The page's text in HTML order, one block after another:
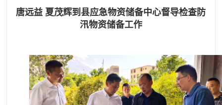
唐远益 夏茂辉到县应急物资储备中心督导检查防
汛物资储备工作